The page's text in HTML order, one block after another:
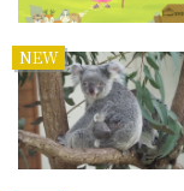
NEW